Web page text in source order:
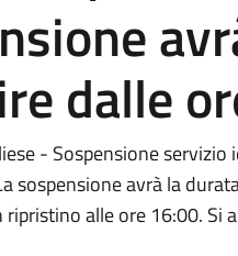
dalle
- Sospensione
sospensione avrà la
alle ore 16:00. Si